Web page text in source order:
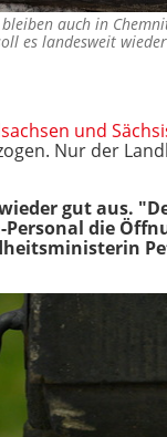
auch in
es landesweit
und
Nur der
gut aus.
die